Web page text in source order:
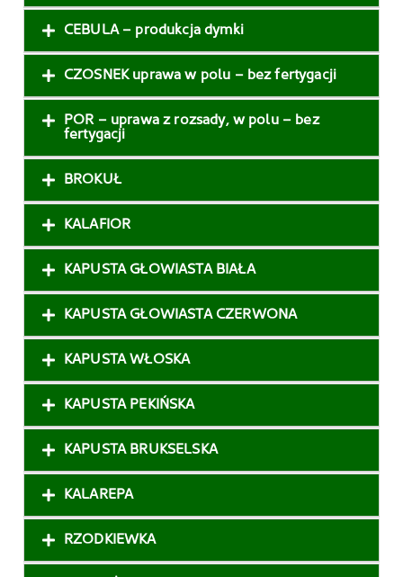
CEBULA – produkcja dymki
CZOSNEK uprawa w polu – bez fertygacji
POR – uprawa z rozsady, w polu – bez
fertygacji
BROKUŁ
KALAFIOR
KAPUSTA GŁOWIASTA BIAŁA
KAPUSTA GŁOWIASTA CZERWONA
KAPUSTA WŁOSKA
KAPUSTA PEKIŃSKA
KAPUSTA BRUKSELSKA
KALAREPA
RZODKIEWKA